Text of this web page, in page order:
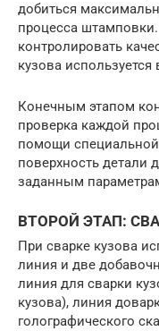
добиться
процесса
контролировать
кузова используется
Конечным этапом
проверка каждой
помощи
поверхность детали
заданным
ВТОРОЙ ЭТАП:
При сварке кузова
линия и две
линия для сварки
кузова), линия
голографического